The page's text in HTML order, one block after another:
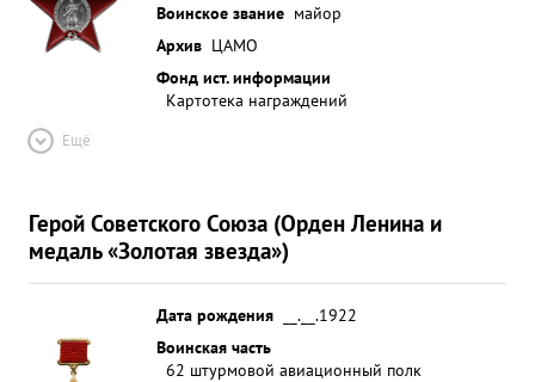
Воинское звание майор
Архив ЦАМО
Фонд ист. информации
Картотека награждений
Ещё
Герой Советского Союза (Орден Ленина и
медаль «Золотая звезда»)
Дата рождения
__.__.1922
Воинская часть
62 штурмовой авиационный полк